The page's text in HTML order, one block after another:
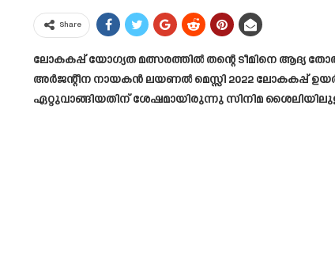
Share
ലോകകപ്പ് യോഗ്യത മത്സരത്തിൽ തന്റെ ടീമിനെ ആദ്യ
അർജന്റീന നായകൻ ലയണൽ മെസ്സി 2022 ലോകകപ്പ്
ഏറ്റുവാങ്ങിയതിന് ശേഷമായിരുന്നു സിനിമ